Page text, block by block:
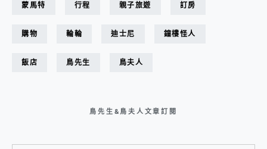
蒙馬特 行程 親子旅遊 訂房
購物 輪輪 迪士尼 鐘樓怪人
飯店 鳥先生 鳥夫人
鳥先生&鳥夫人文章訂閱